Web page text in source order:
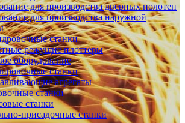
для производства дверных полотен
для производства наружной
станки
режущие плоттеры
оборудование
станки
агрегаты
станки
станки
присадочные станки